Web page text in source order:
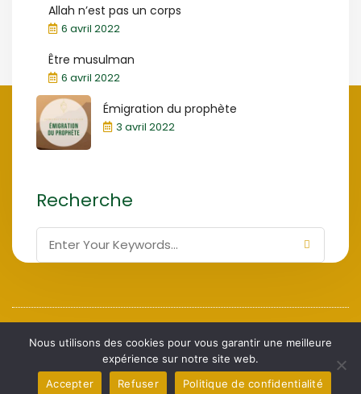
Allah n’est pas un corps
6 avril 2022
Être musulman
6 avril 2022
Émigration du prophète
3 avril 2022
Recherche
Bruxelles
Nous utilisons des cookies pour vous garantir une meilleure
expérience sur notre site web.
Accepter
Refuser Politique de confidentialité